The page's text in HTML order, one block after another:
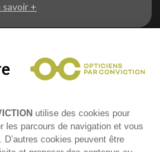
savoir +
de la vue et
rejoindre ?
la centrale d’achats et
des opticiens indépendants
utilise des cookies pour
les parcours de navigation et vous
cookies peuvent être